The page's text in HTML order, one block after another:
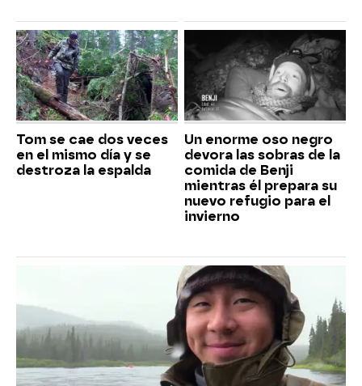
Tom se cae dos veces
en el mismo día y se
destroza la espalda
Un enorme oso negro
devora las sobras de la
comida de Benji
mientras él prepara su
nuevo refugio para el
invierno